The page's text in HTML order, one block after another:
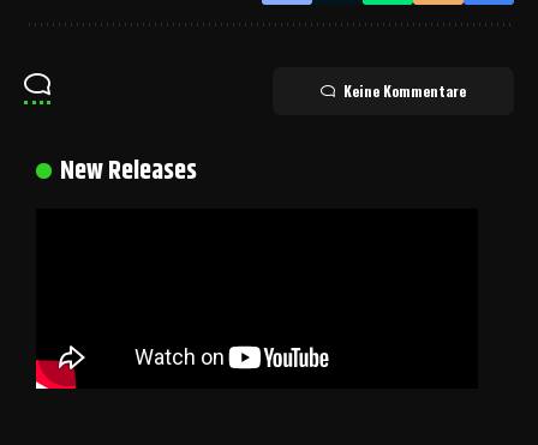
Keine Kommentare
New Releases